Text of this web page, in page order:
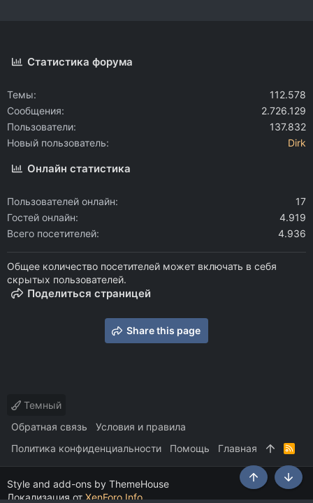
Статистика форума
Темы
112.578
Сообщения
2.726.129
Пользователи
137.832
Новый пользователь
Dirk
Онлайн статистика
Пользователей онлайн
17
Гостей онлайн
4.919
Всего посетителей
4.936
Общее количество посетителей может включать в себя
скрытых пользователей.
Поделиться страницей
Share this page
Темный
Обратная связь
Условия и правила
Политика конфиденциальности
Помощь Главная
R
S
Style and add-ons by ThemeHouse
Локализация отXenForo.Info
Сверху Снизу